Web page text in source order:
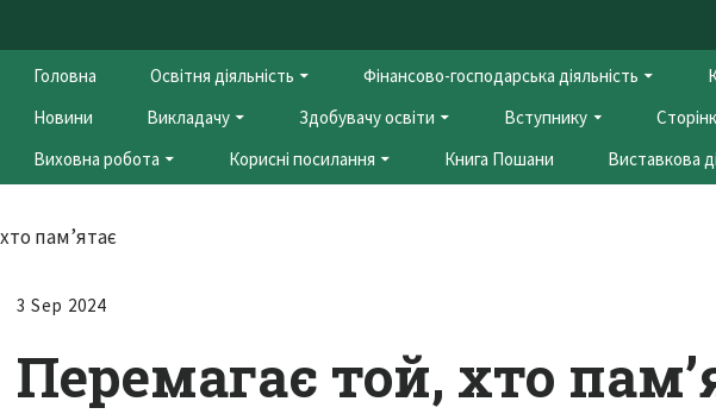
Головна Освітня діяльність Фінансово-господарська діяльність
Новини
Викладачу Здобувачу освіти Вступнику
Виховна робота
Корисні посилання Книга Пошани Виставкова
3 Sep 2024
Перемагає той, хто